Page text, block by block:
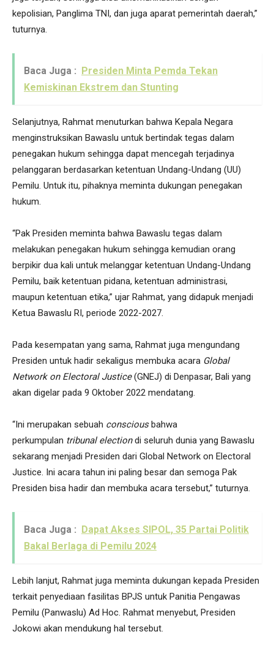
kepolisian, Panglima TNI, dan juga aparat pemerintah daerah,”
tuturnya.
Baca Juga : Presiden Minta Pemda Tekan
Kemiskinan Ekstrem dan Stunting
Selanjutnya, Rahmat menuturkan bahwa Kepala Negara
menginstruksikan Bawaslu untuk bertindak tegas dalam
penegakan hukum sehingga dapat mencegah terjadinya
pelanggaran berdasarkan ketentuan Undang-Undang (UU)
Pemilu. Untuk itu, pihaknya meminta dukungan penegakan
hukum.
“Pak Presiden meminta bahwa Bawaslu tegas dalam
melakukan penegakan hukum sehingga kemudian orang
berpikir dua kali untuk melanggar ketentuan Undang-Undang
Pemilu, baik ketentuan pidana, ketentuan administrasi,
maupun ketentuan etika,” ujar Rahmat, yang didapuk menjadi
Ketua Bawaslu RI, periode 2022-2027.
Pada kesempatan yang sama, Rahmat juga mengundang
Presiden untuk hadir sekaligus membuka acara Global
Network on Electoral Justice(GNEJ) di Denpasar, Bali yang
akan digelar pada 9 Oktober 2022 mendatang.
“Ini merupakan sebuah consciousbahwa
perkumpulan tribunal electiondi seluruh dunia yang Bawaslu
sekarang menjadi Presiden dari Global Network on Electoral
Justice. Ini acara tahun ini paling besar dan semoga Pak
Presiden bisa hadir dan membuka acara tersebut,” tuturnya.
Baca Juga : Dapat Akses SIPOL, 35 Partai Politik
Bakal Berlaga di Pemilu 2024
Lebih lanjut, Rahmat juga meminta dukungan kepada Presiden
terkait penyediaan fasilitas BPJS untuk Panitia Pengawas
Pemilu (Panwaslu) Ad Hoc. Rahmat menyebut, Presiden
Jokowi akan mendukung hal tersebut.